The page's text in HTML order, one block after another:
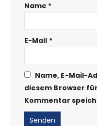
Name *
E-Mail *
Name, E-Mail-
diesem Browser
Kommentar